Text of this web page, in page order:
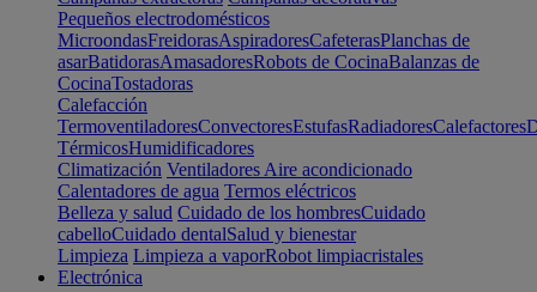
Pequeños electrodomésticos
MicroondasFreidorasAspiradoresCafeterasPlanchas de
asarBatidorasAmasadoresRobots de CocinaBalanzas de
CocinaTostadoras
Calefacción
TermoventiladoresConvectoresEstufasRadiadoresCalefactores
TérmicosHumidificadores
Climatización Ventiladores Aire acondicionado
Calentadores de agua Termos eléctricos
Belleza y salud Cuidado de los hombresCuidado
cabelloCuidado dentalSalud y bienestar
Limpieza Limpieza a vaporRobot limpiacristales
Electrónica